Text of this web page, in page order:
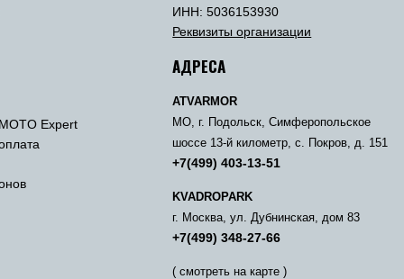
Expert
ИНН: 5036153930
Реквизиты организации
АДРЕСА
ATVARMOR
МО, г. Подольск, Симферопольское
шоссе 13-й километр, с. Покров, д. 151
+7(499) 403-13-51
KVADROPARK
г. Москва, ул. Дубнинская, дом 83
+7(499) 348-27-66
( смотреть на карте )